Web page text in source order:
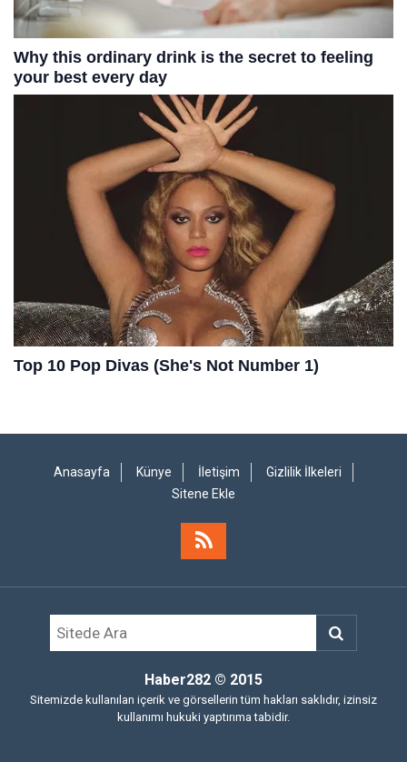
Anasayfa Künye İletişim
Gizlilik İlkeleri
Sitene Ekle
Haber282 © 2015
Sitemizde kullanılan içerik ve görsellerin tüm hakları saklıdır, izinsiz
kullanımı hukuki yaptırıma tabidir.